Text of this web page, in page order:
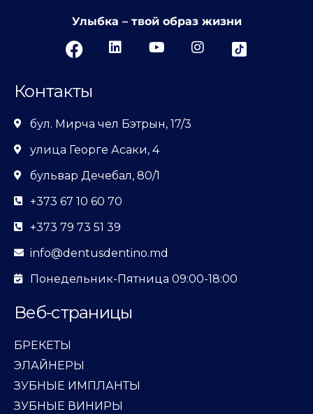
Улыбка – твой образ жизни
Контакты
бул. Мирча чел Бэтрын, 17/3
улица Георге Асаки, 4
бульвар Дечебал, 80/1
+373 67 10 60 70
+373 79 73 51 39
info@dentusdentino.md
Понедельник-Пятница 09:00-18:00
Веб-страницы
БРЕКЕТЫ
ЭЛАЙНЕРЫ
ЗУБНЫЕ ИМПЛАНТЫ
ЗУБНЫЕ ВИНИРЫ